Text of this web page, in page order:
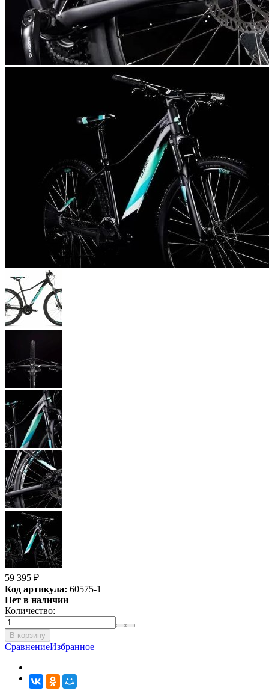
59 395 ₽
Код артикула: 60575-1
Нет в наличии
Количество:
В корзину
СравнениеИзбранное